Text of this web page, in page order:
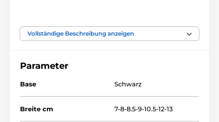
Badminton Acryltrophäen
Vollständige Beschreibung anzeigen
Parameter
Base Schwarz
Breite cm 7-8-8.5-9-10.5-12-13